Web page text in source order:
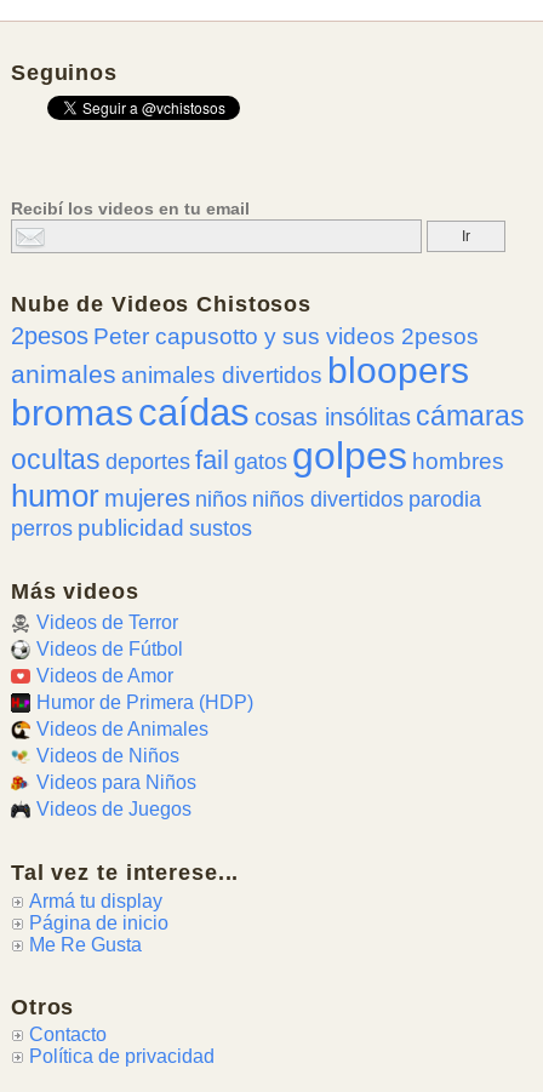
Seguinos
Recibí los videos en tu email
Nube deVideos Chistosos
2pesos Peter capusotto y sus videos 2pesos
animales animales divertidos bloopers
bromascaídas cosas insólitas cámaras
ocultas deportes fail gatos golpes hombres
humor mujeres niños niños divertidos parodia
perros publicidad sustos
Más videos
Videos de Terror
Videos de Fútbol
Videos de Amor
Humor de Primera (HDP)
Videos de Animales
Videos de Niños
Videos para Niños
Videos de Juegos
Tal vez te interese...
Armá tu display
Página de inicio
Me Re Gusta
Otros
Contacto
Política de privacidad